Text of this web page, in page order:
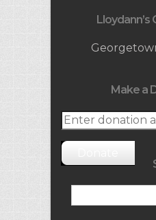
Make a